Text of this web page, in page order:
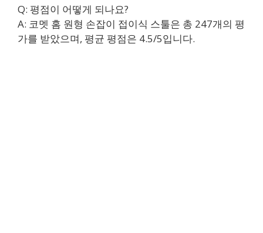
Q: 평점이 어떻게 되나요?
A: 코멧 홈 원형 손잡이 접이식 스툴은 총 247개의 평
가를 받았으며, 평균 평점은 4.5/5입니다.